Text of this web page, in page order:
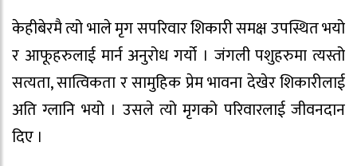
केहीबेरमै त्यो भाले मृग सपरिवार शिकारी समक्ष उपस्थित भयो
र आफूहरुलाई मार्न अनुरोध गर्यो । जंगली पशुहरुमा त्यस्तो
सत्यता, सात्विकता र सामुहिक प्रेम भावना देखेर शिकारीलाई
अति ग्लानि भयो । उसले त्यो मृगको परिवारलाई जीवनदान
दिए ।